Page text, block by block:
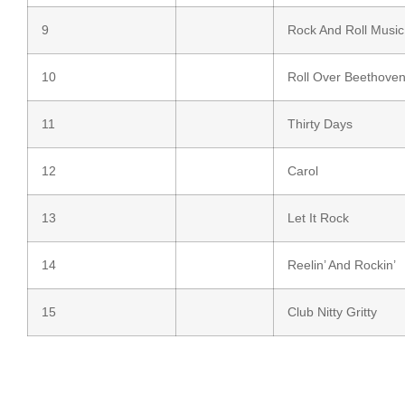
9 Rock And Roll Music
10 Roll Over Beethoven
11 Thirty Days
12 Carol
13 Let It Rock
14 Reelin’ And Rockin’
15 Club Nitty Gritty